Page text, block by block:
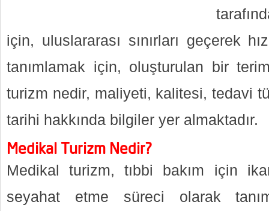
için, uluslararası sınırları geçerek
tanımlamak için, oluşturulan bir
turizm nedir, maliyeti, kalitesi, tedavi
tarihi hakkında bilgiler yer almaktadır.
Medikal Turizm Nedir?
Medikal turizm, tıbbi bakım için
seyahat etme süreci olarak